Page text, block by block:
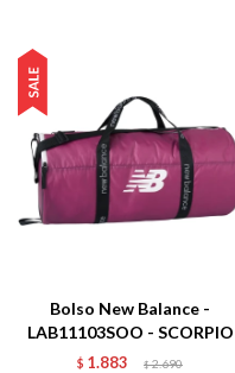
Bolso New Balance -
LAB11103SOO - SCORPIO
$ 1.883 $ 2.690